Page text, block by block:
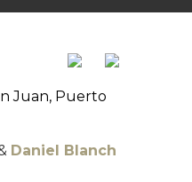
Juan, Puerto
Daniel Blanch